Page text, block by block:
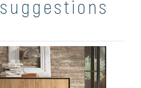
suggestions